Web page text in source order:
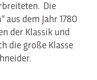
Die
aus dem Jahr 1780
der Klassik und
die große Klasse